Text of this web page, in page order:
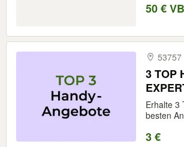
50 € VB
53757
3 TOP
15 16
Ultra
Erhalte 3
besten
3 €